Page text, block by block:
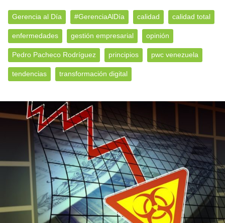
Gerencia al Día #GerenciaAlDía calidad calidad total
enfermedades gestión empresarial opinión
Pedro Pacheco Rodríguez principios pwc venezuela
tendencias transformación digital